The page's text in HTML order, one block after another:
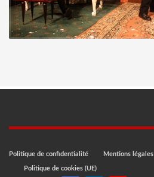
Politique de confidentialité Mentions légales
Politique de cookies (UE)